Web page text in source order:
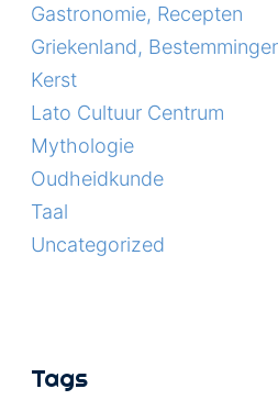
Gastronomie, Recepten
Griekenland,
Kerst
Lato Cultuur Centrum
Mythologie
Oudheidkunde
Taal
Uncategorized
Tags